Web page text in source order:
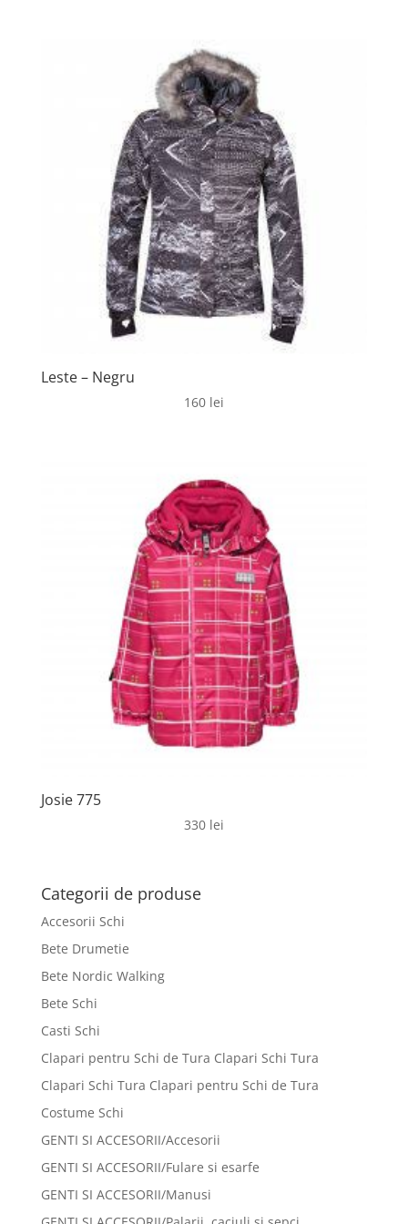
Leste – Negru
160 lei
Josie 775
330 lei
Categorii de produse
Accesorii Schi
Bete Drumetie
Bete Nordic Walking
Bete Schi
Casti Schi
Clapari pentru Schi de Tura Clapari Schi Tura
Clapari Schi Tura Clapari pentru Schi de Tura
Costume Schi
GENTI SI ACCESORII/Accesorii
GENTI SI ACCESORII/Fulare si esarfe
GENTI SI ACCESORII/Manusi